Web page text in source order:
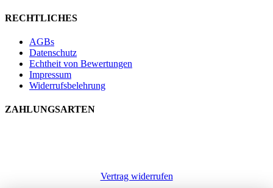
RECHTLICHES
AGBs
Datenschutz
Echtheit von Bewertungen
Impressum
Widerrufsbelehrung
ZAHLUNGSARTEN
Vertrag widerrufen